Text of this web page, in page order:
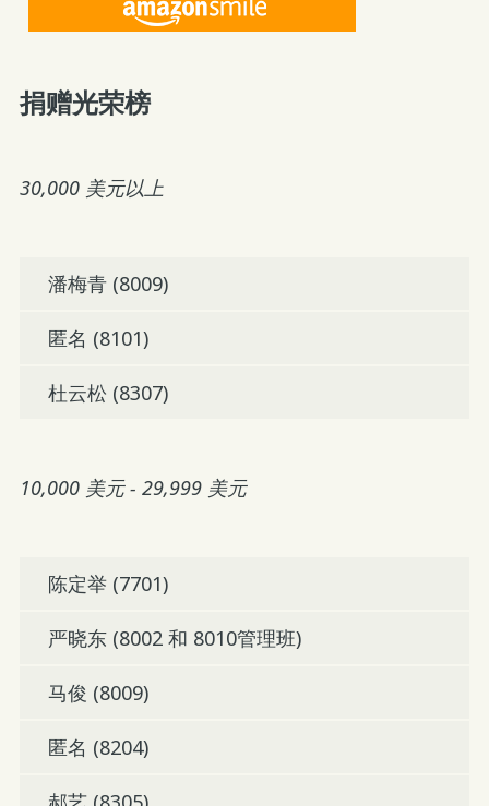
捐赠光荣榜
30,000 美元以上
潘梅青 (8009)
匿名 (8101)
杜云松 (8307)
10,000 美元 - 29,999 美元
陈定举 (7701)
严晓东 (8002 和 8010管理班)
马俊 (8009)
匿名 (8204)